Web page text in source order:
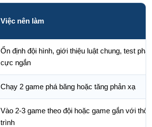
Việc nên làm
Ổn định đội hình, giới thiệu luật chung, test
cực ngắn
Chạy 2 game phá băng hoặc tăng phản xạ
Vào 2-3 game theo đội hoặc game gắn với
trình